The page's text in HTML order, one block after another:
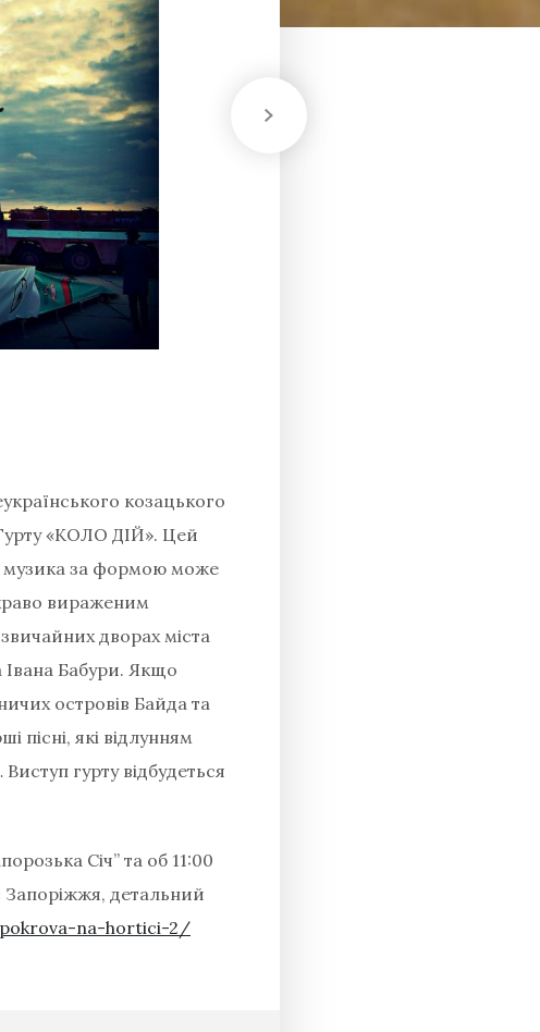
козацького
«КОЛО ДІЙ». Цей
музика за формою може
вираженим
дворах міста
Івана Бабури. Якщо
островів Байда та
пісні, які відлунням
гурту відбудеться
Січ” та об 11:00
Запоріжжя, детальний
na-hortici-2/